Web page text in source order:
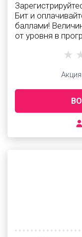
Бит и
баллами!
от уровня в